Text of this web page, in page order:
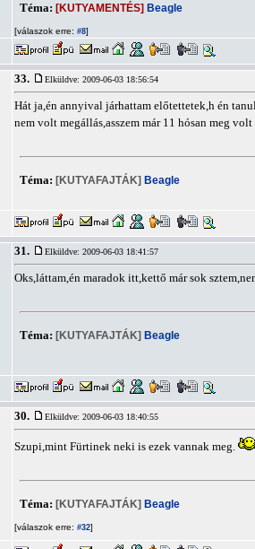
Téma: [KUTYAMENTÉS] Beagle
[válaszok erre: #8]
33. Elküldve: 2009-06-03 18:56:54
Hát ja,én annyival járhattam előtettetek,h én
nem volt megállás,asszem már 11 hósan meg
Téma: [KUTYAFAJTÁK] Beagle
31. Elküldve: 2009-06-03 18:41:57
Oks,láttam,én maradok itt,kettő már sok
Téma: [KUTYAFAJTÁK] Beagle
30. Elküldve: 2009-06-03 18:40:55
Szupi,mint Fürtinek neki is ezek vannak meg.
Téma: [KUTYAFAJTÁK] Beagle
[válaszok erre: #32]